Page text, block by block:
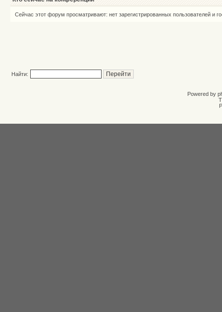
Сейчас этот форум просматривают: нет зарегистрированных пользователей и
Найти:
Powered by